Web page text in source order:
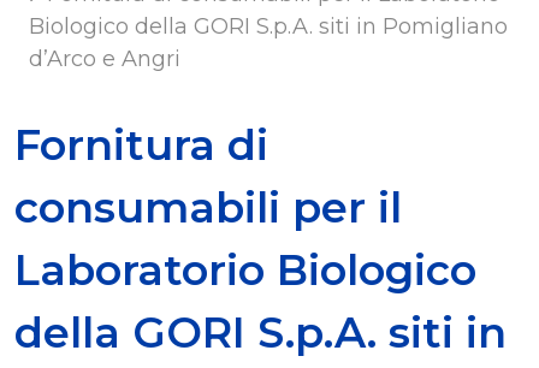
Biologico della GORI S.p.A. siti in Pomigliano
d’Arco e Angri
Fornitura di
consumabili per il
Laboratorio Biologico
della GORI S.p.A. siti in